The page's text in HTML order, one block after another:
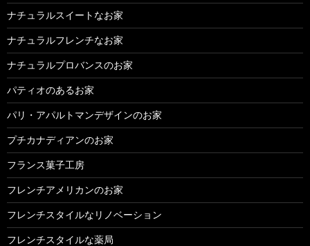
ナチュラルスイートなお家
ナチュラルフレンチなお家
ナチュラルプロバンスのお家
パティオのあるお家
パリ・アパルトマンデザインのお家
プチカナディアンのお家
フランス菓子工房
フレンチアメリカンのお家
フレンチスタイルなリノベーション
フレンチスタイルな薬局